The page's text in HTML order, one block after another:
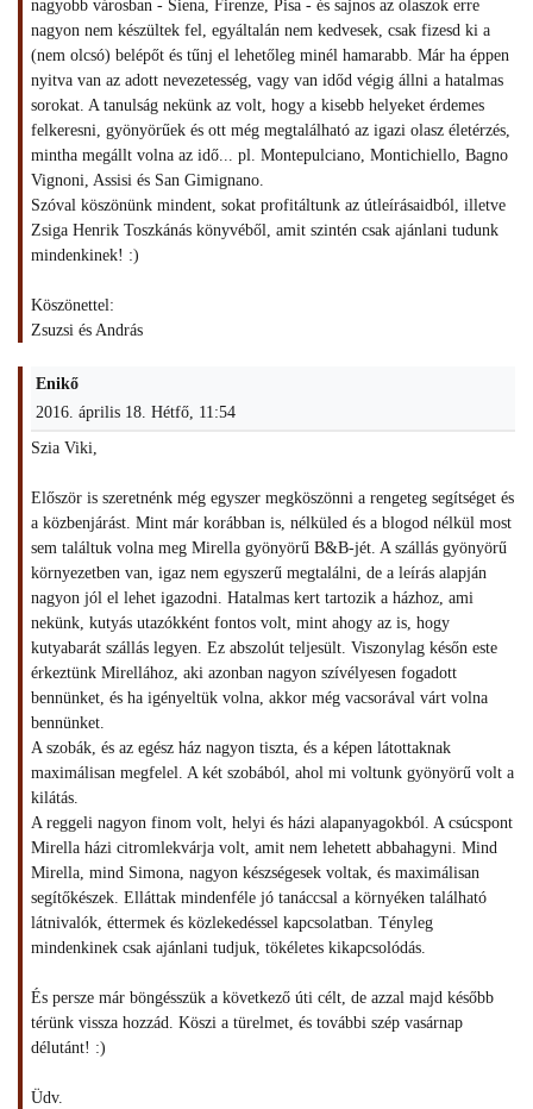
nagyobb városban - Siena, Firenze, Pisa - és sajnos az olaszok erre
nagyon nem készültek fel, egyáltalán nem kedvesek, csak fizesd ki a
(nem olcsó) belépőt és tűnj el lehetőleg minél hamarabb. Már ha éppen
nyitva van az adott nevezetesség, vagy van időd végig állni a hatalmas
sorokat. A tanulság nekünk az volt, hogy a kisebb helyeket érdemes
felkeresni, gyönyörűek és ott még megtalálható az igazi olasz életérzés,
mintha megállt volna az idő... pl. Montepulciano, Montichiello, Bagno
Vignoni, Assisi és San Gimignano.
Szóval köszönünk mindent, sokat profitáltunk az útleírásaidból, illetve
Zsiga Henrik Toszkánás könyvéből, amit szintén csak ajánlani tudunk
mindenkinek! :)
Köszönettel:
Zsuzsi és András
Enikő
2016. április 18. Hétfő, 11:54
Szia Viki,
Először is szeretnénk még egyszer megköszönni a rengeteg segítséget és
a közbenjárást. Mint már korábban is, nélküled és a blogod nélkül most
sem találtuk volna meg Mirella gyönyörű B&B-jét. A szállás gyönyörű
környezetben van, igaz nem egyszerű megtalálni, de a leírás alapján
nagyon jól el lehet igazodni. Hatalmas kert tartozik a házhoz, ami
nekünk, kutyás utazókként fontos volt, mint ahogy az is, hogy
kutyabarát szállás legyen. Ez abszolút teljesült. Viszonylag későn este
érkeztünk Mirellához, aki azonban nagyon szívélyesen fogadott
bennünket, és ha igényeltük volna, akkor még vacsorával várt volna
bennünket.
A szobák, és az egész ház nagyon tiszta, és a képen látottaknak
maximálisan megfelel. A két szobából, ahol mi voltunk gyönyörű volt a
kilátás.
A reggeli nagyon finom volt, helyi és házi alapanyagokból. A csúcspont
Mirella házi citromlekvárja volt, amit nem lehetett abbahagyni. Mind
Mirella, mind Simona, nagyon készségesek voltak, és maximálisan
segítőkészek. Elláttak mindenféle jó tanáccsal a környéken található
látnivalók, éttermek és közlekedéssel kapcsolatban. Tényleg
mindenkinek csak ajánlani tudjuk, tökéletes kikapcsolódás.
És persze már böngésszük a következő úti célt, de azzal majd később
térünk vissza hozzád. Köszi a türelmet, és további szép vasárnap
délutánt! :)
Üdv.